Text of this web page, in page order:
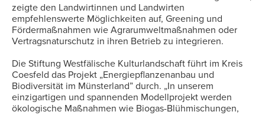
zeigte den Landwirtinnen und Landwirten
empfehlenswerte Möglichkeiten auf, Greening und
Fördermaßnahmen wie Agrarumweltmaßnahmen oder
Vertragsnaturschutz in ihren Betrieb zu integrieren.
Die Stiftung Westfälische Kulturlandschaft führt im Kreis
Coesfeld das Projekt „Energiepflanzenanbau und
Biodiversität im Münsterland” durch. „In unserem
einzigartigen und spannenden Modellprojekt werden
ökologische Maßnahmen wie Biogas-Blühmischungen,